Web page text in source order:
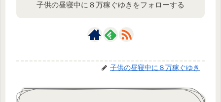
子供の昼寝中に８万稼ぐゆきをフォローする
子供の昼寝中に８万稼ぐゆき